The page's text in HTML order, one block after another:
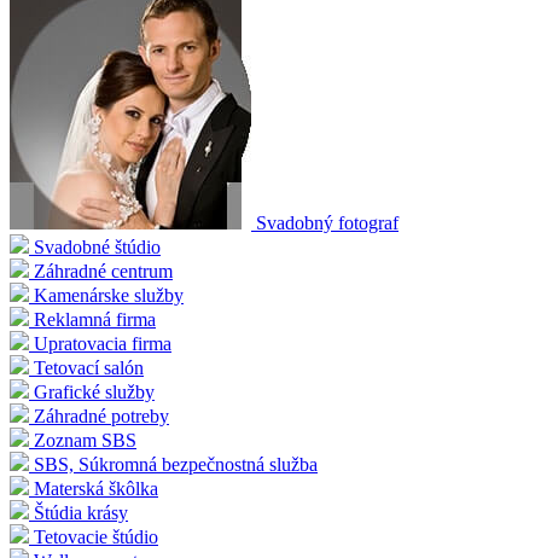
Svadobný fotograf
Svadobné štúdio
Záhradné centrum
Kamenárske služby
Reklamná firma
Upratovacia firma
Tetovací salón
Grafické služby
Záhradné potreby
Zoznam SBS
SBS, Súkromná bezpečnostná služba
Materská škôlka
Štúdia krásy
Tetovacie štúdio